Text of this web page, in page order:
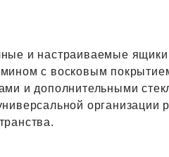
и настраиваемые
с восковым
и дополнительными
организации